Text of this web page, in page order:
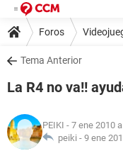
Foros
Tema Anterior
La R4 no va!!
PEIKI - 7 ene 2010
peiki - 9 ene